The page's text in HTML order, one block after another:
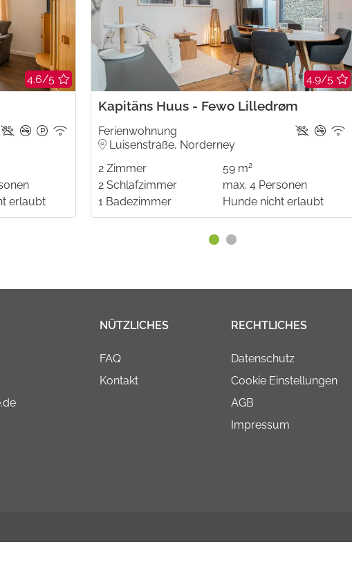
4.6/5
erlaubt
4.9/5
Kapitäns Huus - Fewo Lilledrøm
Ferienwohnung
Luisenstraße, Norderney
2Zimmer
2Schlafzimmer
1 Badezimmer
59 m2
max. 4 Personen
Hunde nicht erlaubt
NÜTZLICHES
FAQ
Kontakt
RECHTLICHES
Datenschutz
Cookie Einstellungen
AGB
Impressum